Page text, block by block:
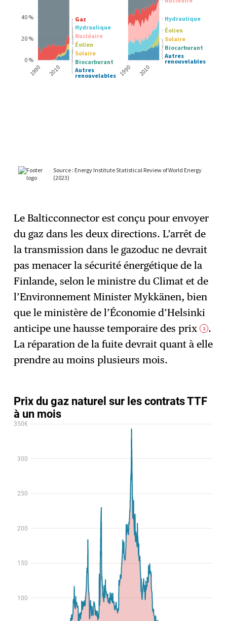
Le Balticconnector est conçu pour envoyer
du gaz dans les deux directions. L’arrêt de
la transmission dans le gazoduc ne devrait
pas menacer la sécurité énergétique de la
Finlande, selon le ministre du Climat et de
l’Environnement Minister Mykkänen, bien
que le ministère de l’Économie d’Helsinki
anticipe une hausse temporaire des prix 3 .
La réparation de la fuite devrait quant à elle
prendre au moins plusieurs mois.